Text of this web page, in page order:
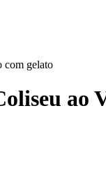
com gelato
ao